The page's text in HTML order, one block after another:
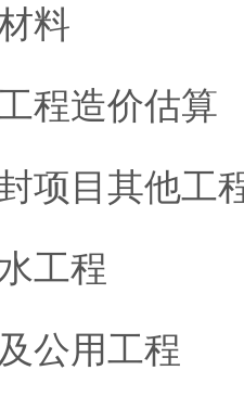
料
程造价估算
项目其他工
工程
公用工程